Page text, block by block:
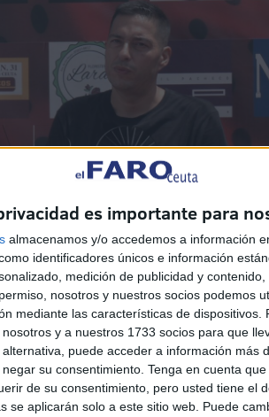
es importante para
almacenamos y/o accedemos a información
identificadores únicos e información
medición de publicidad y
nosotros y nuestros socios podemos
mediante las características de dispositivos.
y a nuestros 1733 socios para que
puede acceder a información más
su consentimiento. Tenga en cuenta
de su consentimiento, pero usted tiene el
se aplicarán solo a este sitio web. Puede